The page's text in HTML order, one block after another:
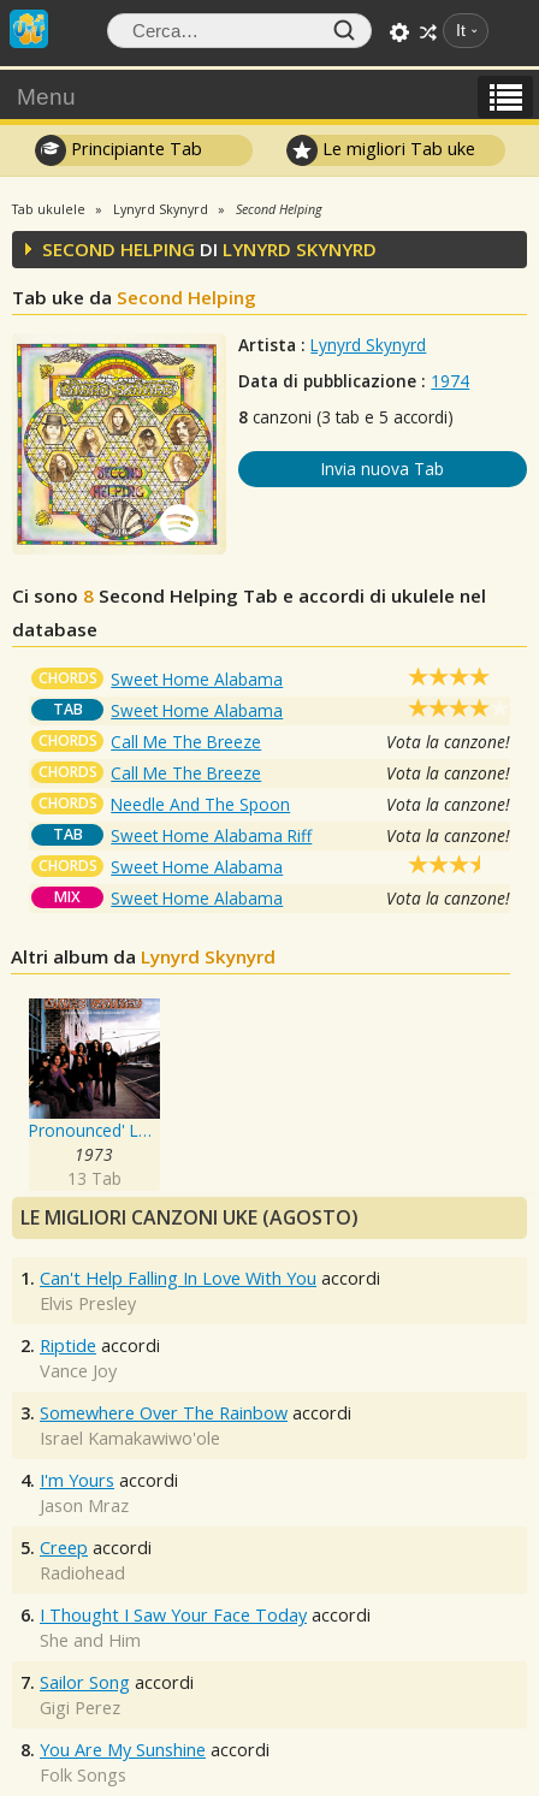
It
Menu
Principiante Tab Le migliori Tab uke
Tab ukulele Lynyrd Skynyrd Second Helping
SECOND HELPING DI LYNYRD SKYNYRD
Tab uke da Second Helping
Artista : Lynyrd Skynyrd
Data di pubblicazione : 1974
8 canzoni (3 tab e 5 accordi)
Invia nuova Tab
Ci sono 8 Second Helping Tab e accordi di ukulele nel
database
CHORDS Sweet Home Alabama
TAB Sweet Home Alabama
CHORDS Call Me The Breeze Vota la canzone!
CHORDS Call Me The Breeze Vota la canzone!
CHORDS Needle And The Spoon Vota la canzone!
TAB Sweet Home Alabama Riff Vota la canzone!
CHORDS Sweet Home Alabama
MIX Sweet Home Alabama Vota la canzone!
Altri album da Lynyrd Skynyrd
Pronounced' Leh-'Nerd 'Skin-'Nerd
1973
13 Tab
LE MIGLIORI CANZONI UKE (AGOSTO)
1. Can't Help Falling In Love With You accordi
Elvis Presley
2. Riptide accordi
Vance Joy
3. Somewhere Over The Rainbow accordi
Israel Kamakawiwo'ole
4. I'm Yours accordi
Jason Mraz
5. Creep accordi
Radiohead
6. I Thought I Saw Your Face Today accordi
She and Him
7. Sailor Song accordi
Gigi Perez
8. You Are My Sunshine accordi
Folk Songs